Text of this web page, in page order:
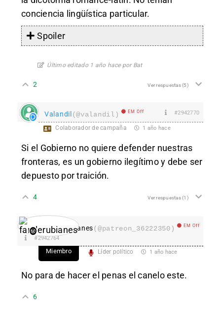
conciencia lingüística particular.
Spoiler
Último editado 1 año hace por Bat
2 Ver respuestas(5)
Valandil(@valandil) EM Off #2942770
Colaborador de campaña 1 año hace
Si el Gobierno no quiere defender nuestras
fronteras, es un gobierno ilegítimo y debe ser
depuesto por traición.
4 Ver respuestas(1)
fanderubianes(@patreon_36222350) EM Off
#2942764
Miembro Líder político 1 año hace
No para de hacer el penas el canelo este.
6